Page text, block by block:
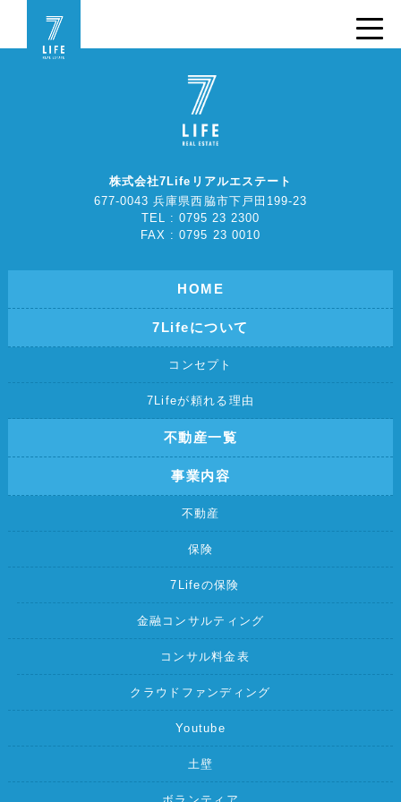
株式会社7Lifeリアルエステート
677-0043 兵庫県西脇市下戸田199-23
TEL : 0795 23 2300
FAX : 0795 23 0010
HOME
7Lifeについて
コンセプト
7Lifeが頼れる理由
不動産一覧
事業内容
不動産
保険
7Lifeの保険
金融コンサルティング
コンサル料金表
クラウドファンディング
Youtube
土壁